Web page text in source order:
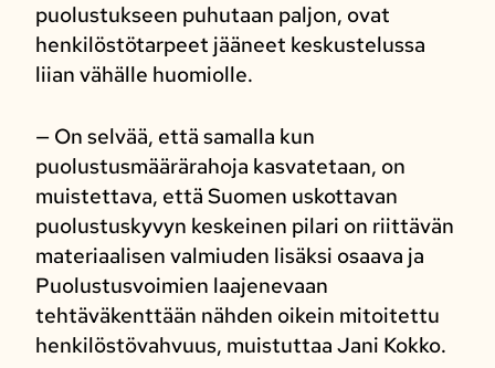
puolustukseen puhutaan paljon, ovat
henkilöstötarpeet jääneet keskustelussa
liian vähälle huomiolle.
— On selvää, että samalla kun
puolustusmäärärahoja kasvatetaan, on
muistettava, että Suomen uskottavan
puolustuskyvyn keskeinen pilari on riittävän
materiaalisen valmiuden lisäksi osaava ja
Puolustusvoimien laajenevaan
tehtäväkenttään nähden oikein mitoitettu
henkilöstövahvuus, muistuttaa Jani Kokko.